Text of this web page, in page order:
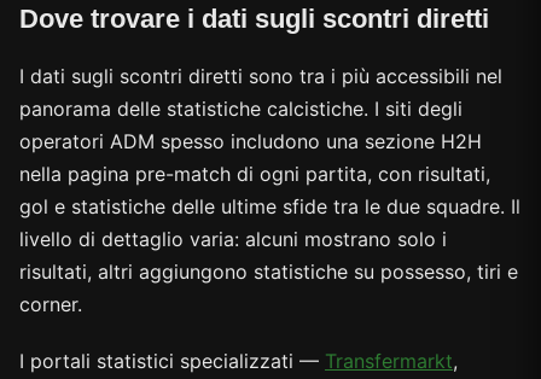
Dove trovare i dati sugli scontri diretti
I dati sugli scontri diretti sono tra i più accessibili nel
panorama delle statistiche calcistiche. I siti degli
operatori ADM spesso includono una sezione H2H
nella pagina pre-match di ogni partita, con risultati,
gol e statistiche delle ultime sfide tra le due squadre. Il
livello di dettaglio varia: alcuni mostrano solo i
risultati, altri aggiungono statistiche su possesso, tiri e
corner.
I portali statistici specializzati — Transfermarkt,